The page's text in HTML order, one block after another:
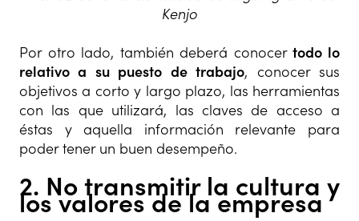
Kenjo
Por otro lado, también deberá conocertodo lo
relativo a su puesto de trabajo, conocer sus
objetivos a corto y largo plazo, las herramientas
con las que utilizará, las claves de acceso a
éstas y aquella información relevante para
poder tener un buen desempeño.
2. No transmitir la cultura y
los valores de la empresa